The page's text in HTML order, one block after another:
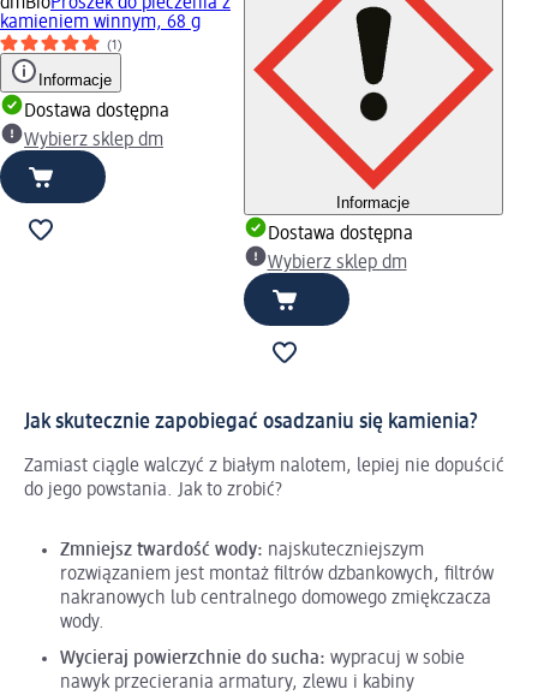
dmBioProszek do pieczenia z
kamieniem winnym, 68 g
(1)
Informacje
Dostawa dostępna
Wybierz sklep dm
Informacje
Dostawa dostępna
Wybierz sklep dm
Jak skutecznie zapobiegać osadzaniu się kamienia?
Zamiast ciągle walczyć z białym nalotem, lepiej nie dopuścić
do jego powstania. Jak to zrobić?
Zmniejsz twardość wody: najskuteczniejszym
rozwiązaniem jest montaż filtrów dzbankowych, filtrów
nakranowych lub centralnego domowego zmiękczacza
wody.
Wycieraj powierzchnie do sucha: wypracuj w sobie
nawyk przecierania armatury, zlewu i kabiny